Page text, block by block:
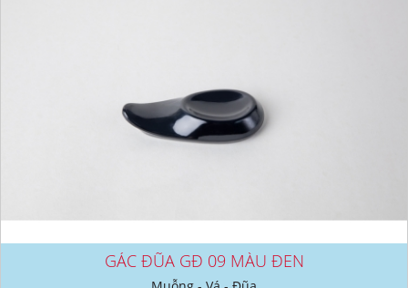
GÁC ĐŨA GĐ 09 MÀU ĐEN